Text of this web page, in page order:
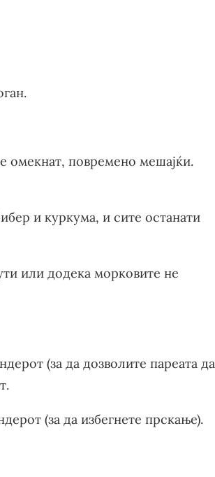
омекнат, повремено мешајќи.
и куркума, и сите останати
или додека морковите не
(за да дозволите пареата да
(за да избегнете прскање).